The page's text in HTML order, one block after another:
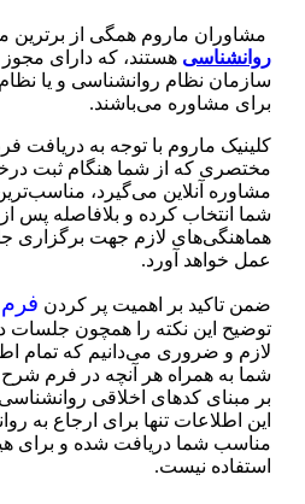
مشاوران ماروم همگی از
روانشناسی هستند، که دارای مجوز
سازمان نظام روانشناسی و یا
برای مشاوره می‌باشند.
کلینیک ماروم با توجه به دریافت
مختصری که از شما هنگام ثبت
مشاوره آنلاین می‌گیرد،
شما انتخاب کرده و بلافاصله پس
هماهنگی‌های لازم جهت برگزاری
عمل خواهد آورد.
ضمن تاکید بر اهمیت پر کردن
توضیح این نکته را همچون
لازم و ضروری می‌دانیم که تمام
شما به همراه هر آنچه در فرم
بر مبنای کدهای اخلاقی
این اطلاعات تنها برای ارجاع به
مناسب شما دریافت شده و برای
استفاده نیست.